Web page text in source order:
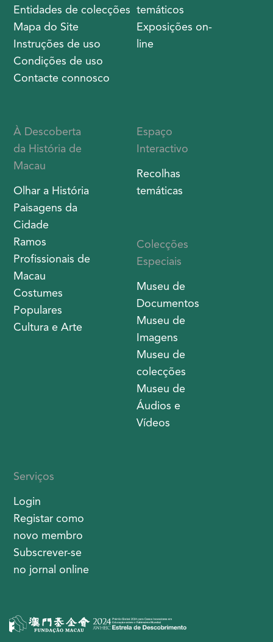
Entidades de colecções
Mapa do Site
Instruções de uso
Condições de uso
Contacte connosco
temáticos
Exposições on-
line
À Descoberta
da História de
Macau
Olhar a História
Paisagens da
Cidade
Ramos
Profissionais de
Macau
Costumes
Populares
Cultura e Arte
Espaço
Interactivo
Recolhas
temáticas
Colecções
Especiais
Museu de
Documentos
Museu de
Imagens
Museu de
colecções
Museu de
Áudios e
Vídeos
Serviços
Login
Registar como
novo membro
Subscrever-se
no jornal online